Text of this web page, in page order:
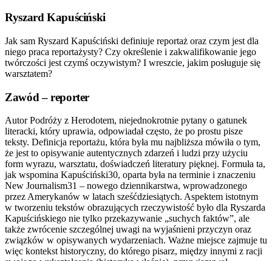
Ryszard Kapuściński
Jak sam Ryszard Kapuściński definiuje reportaż oraz czym jest dla
niego praca reportażysty? Czy określenie i zakwalifikowanie jego
twórczości jest czymś oczywistym? I wreszcie, jakim posługuje się
warsztatem?
Zawód – reporter
Autor Podróży z Herodotem, niejednokrotnie pytany o gatunek
literacki, który uprawia, odpowiadał często, że po prostu pisze
teksty. Definicja reportażu, która była mu najbliższa mówiła o tym,
że jest to opisywanie autentycznych zdarzeń i ludzi przy użyciu
form wyrazu, warsztatu, doświadczeń literatury pięknej. Formuła ta,
jak wspomina Kapuściński30, oparta była na terminie i znaczeniu
New Journalism31 – nowego dziennikarstwa, wprowadzonego
przez Amerykanów w latach sześćdziesiątych. Aspektem istotnym
w tworzeniu tekstów obrazujących rzeczywistość było dla Ryszarda
Kapuścińskiego nie tylko przekazywanie „suchych faktów”, ale
także zwrócenie szczególnej uwagi na wyjaśnieni przyczyn oraz
związków w opisywanych wydarzeniach. Ważne miejsce zajmuje tu
więc kontekst historyczny, do którego pisarz, między innymi z racji